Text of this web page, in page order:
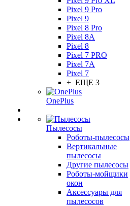
Pixel 9 Pro
Pixel 9
Pixel 8 Pro
Pixel 8A
Pixel 8
Pixel 7 PRO
Pixel 7A
Pixel 7
+ ЕЩЕ 3
OnePlus
Пылесосы
Роботы-пылесосы
Вертикальные
пылесосы
Другие пылесосы
Роботы-мойщики
окон
Аксессуары для
пылесосов